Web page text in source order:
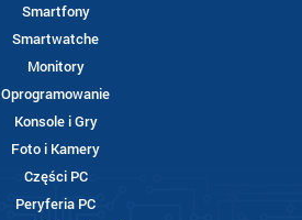
Smartfony
Smartwatche
Monitory
Oprogramowanie
Konsole i Gry
Foto i Kamery
Części PC
Peryferia PC